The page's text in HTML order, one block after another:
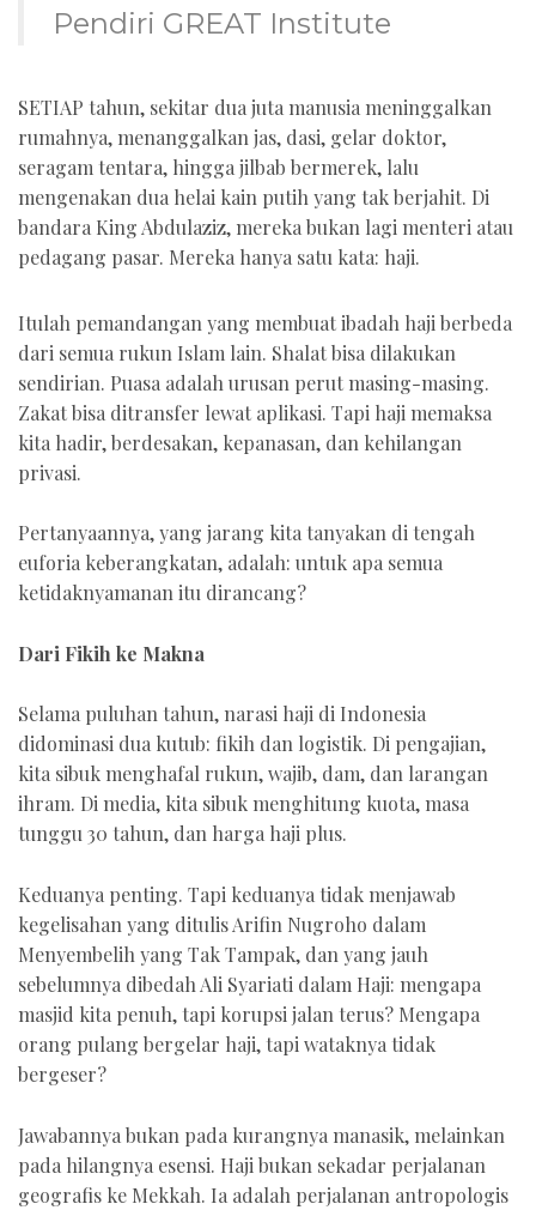
Pendiri GREAT Institute
SETIAP tahun, sekitar dua juta manusia meninggalkan
rumahnya, menanggalkan jas, dasi, gelar doktor,
seragam tentara, hingga jilbab bermerek, lalu
mengenakan dua helai kain putih yang tak berjahit. Di
bandara King Abdulaziz, mereka bukan lagi menteri atau
pedagang pasar. Mereka hanya satu kata: haji.
Itulah pemandangan yang membuat ibadah haji berbeda
dari semua rukun Islam lain. Shalat bisa dilakukan
sendirian. Puasa adalah urusan perut masing-masing.
Zakat bisa ditransfer lewat aplikasi. Tapi haji memaksa
kita hadir, berdesakan, kepanasan, dan kehilangan
privasi.
Pertanyaannya, yang jarang kita tanyakan di tengah
euforia keberangkatan, adalah: untuk apa semua
ketidaknyamanan itu dirancang?
Dari Fikih ke Makna
Selama puluhan tahun, narasi haji di Indonesia
didominasi dua kutub: fikih dan logistik. Di pengajian,
kita sibuk menghafal rukun, wajib, dam, dan larangan
ihram. Di media, kita sibuk menghitung kuota, masa
tunggu 30 tahun, dan harga haji plus.
Keduanya penting. Tapi keduanya tidak menjawab
kegelisahan yang ditulis Arifin Nugroho dalam
Menyembelih yang Tak Tampak, dan yang jauh
sebelumnya dibedah Ali Syariati dalam Haji: mengapa
masjid kita penuh, tapi korupsi jalan terus? Mengapa
orang pulang bergelar haji, tapi wataknya tidak
bergeser?
Jawabannya bukan pada kurangnya manasik, melainkan
pada hilangnya esensi. Haji bukan sekadar perjalanan
geografis ke Mekkah. Ia adalah perjalanan antropologis